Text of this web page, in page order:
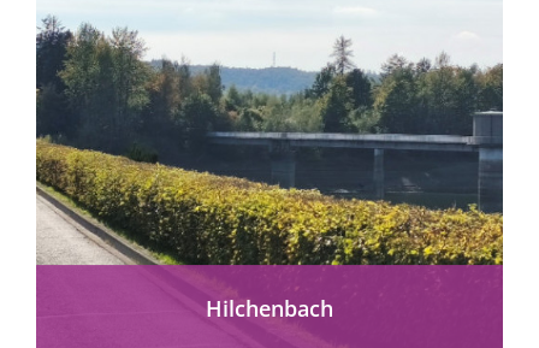
mehr erfahren
Hilchenbach